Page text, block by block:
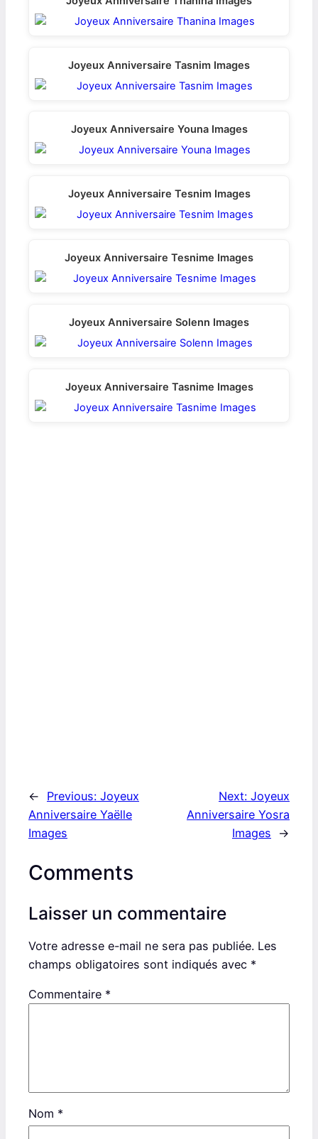
Joyeux Anniversaire Tasnim Images
Joyeux Anniversaire Youna Images
Joyeux Anniversaire Tesnim Images
Joyeux Anniversaire Tesnime Images
Joyeux Anniversaire Solenn Images
Joyeux Anniversaire Tasnime Images
← Previous: Joyeux
Anniversaire Yaëlle
Images
Next: Joyeux
Anniversaire Yosra
Images
→
Comments
Laisser un commentaire
Votre adresse e-mail ne sera pas publiée. Les
champs obligatoires sont indiqués avec *
Commentaire *
Nom *